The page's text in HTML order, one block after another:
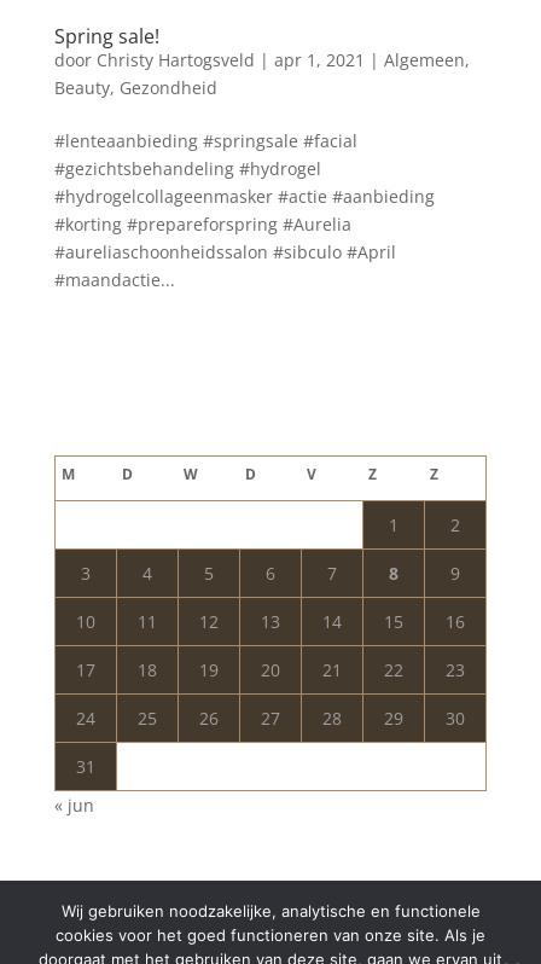
Spring sale!
door Christy Hartogsveld | apr 1, 2021 | Algemeen,
Beauty, Gezondheid
#lenteaanbieding #springsale #facial
#gezichtsbehandeling #hydrogel
#hydrogelcollageenmasker #actie #aanbieding
#korting #prepareforspring #Aurelia
#aureliaschoonheidssalon #sibculo #April
#maandactie...
M D W D V Z Z
1 2
3 4 5 6 7 8 9
10 11 12 13 14 15 16
17 18 19 20 21 22 23
24 25 26 27 28 29 30
31
« jun
Wij gebruiken noodzakelijke, analytische en functionele
cookies voor het goed functioneren van onze site. Als je
doorgaat met het gebruiken van deze site, gaan we ervan uit